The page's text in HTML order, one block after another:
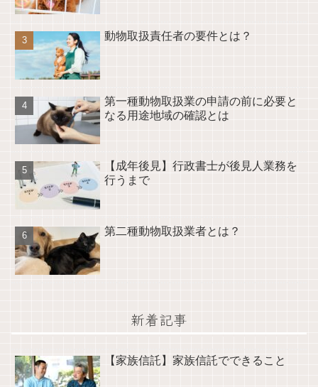
動物取扱責任者の要件とは？
第一種動物取扱業の申請の前に必要と
なる用途地域の確認とは
【成年後見】行政書士が後見人業務を
行うまで
第二種動物取扱業者とは？
新着記事
【家族信託】家族信託でできること